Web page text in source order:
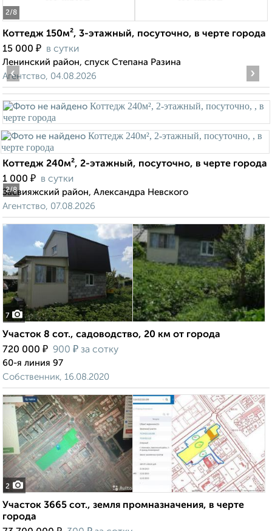
2/8
Коттедж 150м², 3-этажный, посуточно, в черте города
15 000 ₽ в сутки
Ленинский район, спуск Степана Разина
Агентство, 04.08.2026
2/8
‹ ›
Коттедж 240м², 2-этажный, посуточно, в черте города
1 000 ₽ в сутки
Засвияжский район, Александра Невского
Агентство, 07.08.2026
7
Участок 8 сот., садоводство, 20 км от города
720 000 ₽ 900 ₽ за сотку
60-я линия 97
Собственник, 16.08.2020
2
Участок 3665 сот., земля промназначения, в черте
города